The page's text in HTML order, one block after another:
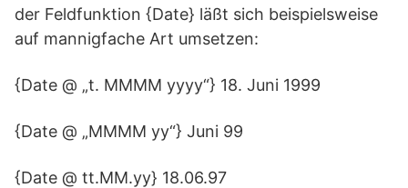
der Feldfunktion {Date} läßt sich beispielsweise
auf mannigfache Art umsetzen:
{Date @ „t. MMMM yyyy“} 18. Juni 1999
{Date @ „MMMM yy“} Juni 99
{Date @ tt.MM.yy} 18.06.97